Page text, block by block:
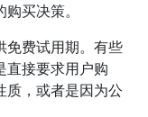
买决策。
免费试用期。有些
直接要求用户购
质，或者是因为公